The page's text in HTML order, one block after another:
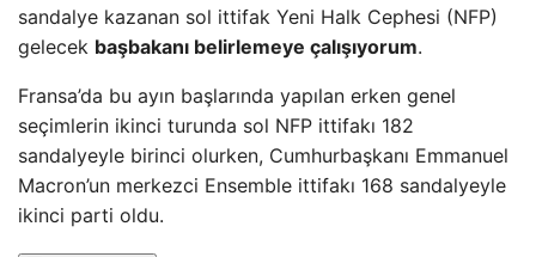
sandalye kazanan sol ittifak Yeni Halk Cephesi (NFP)
gelecek başbakanı belirlemeye çalışıyorum.
Fransa’da bu ayın başlarında yapılan erken genel
seçimlerin ikinci turunda sol NFP ittifakı 182
sandalyeyle birinci olurken, Cumhurbaşkanı Emmanuel
Macron’un merkezci Ensemble ittifakı 168 sandalyeyle
ikinci parti oldu.